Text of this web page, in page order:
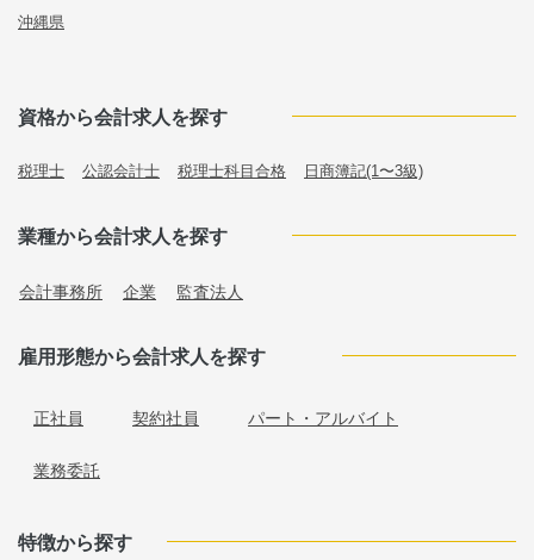
沖縄県
資格から会計求人を探す
税理士 公認会計士 税理士科目合格 日商簿記(1〜3級)
業種から会計求人を探す
会計事務所 企業 監査法人
雇用形態から会計求人を探す
正社員 契約社員 パート・アルバイト
業務委託
特徴から探す